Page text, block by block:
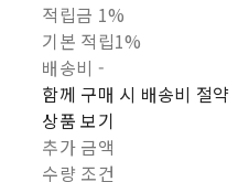
적립금 1%
기본 적립1%
배송비 -
함께 구매 시 배송비 절약
상품 보기
추가 금액
수량 조건